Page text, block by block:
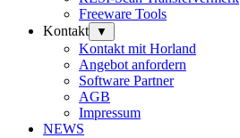
Freeware Tools
Kontakt
▼
Kontakt mit Horland
Angebot anfordern
Software Partner
AGB
Impressum
NEWS